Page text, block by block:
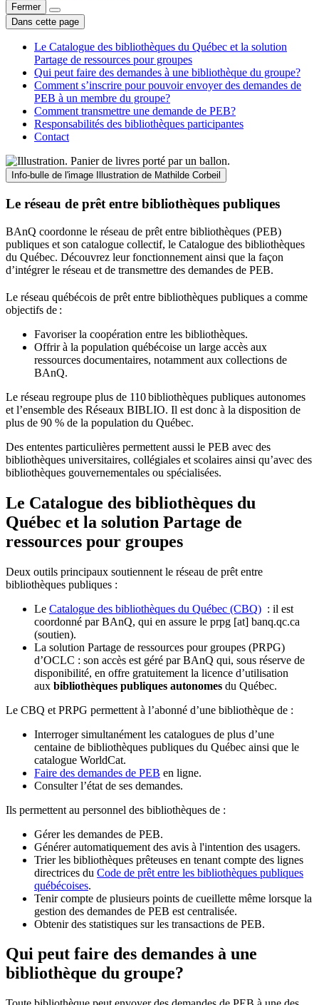
Fermer
Dans cette page
Le Catalogue des bibliothèques du Québec et la solution
Partage de ressources pour groupes
Qui peut faire des demandes à une bibliothèque du groupe?
Comment s’inscrire pour pouvoir envoyer des demandes de
PEB à un membre du groupe?
Comment transmettre une demande de PEB?
Responsabilités des bibliothèques participantes
Contact
Info-bulle de l'image Illustration de Mathilde Corbeil
Le réseau de prêt entre bibliothèques publiques
BAnQ coordonne le réseau de prêt entre bibliothèques (PEB)
publiques et son catalogue collectif, le Catalogue des bibliothèques
du Québec. Découvrez leur fonctionnement ainsi que la façon
d’intégrer le réseau et de transmettre des demandes de PEB.
Le réseau québécois de prêt entre bibliothèques publiques a comme
objectifs de :
Favoriser la coopération entre les bibliothèques.
Offrir à la population québécoise un large accès aux
ressources documentaires, notamment aux collections de
BAnQ.
Le réseau regroupe plus de 110bibliothèques publiques autonomes
et l’ensemble des Réseaux BIBLIO. Il est donc à la disposition de
plus de 90 % de la population du Québec.
Des ententes particulières permettent aussi le PEB avec des
bibliothèques universitaires, collégiales et scolaires ainsi qu’avec des
bibliothèques gouvernementales ou spécialisées.
Le Catalogue des bibliothèques du
Québec et la solution Partage de
ressources pour groupes
Deux outils principaux soutiennent le réseau de prêt entre
bibliothèques publiques :
Le Catalogue des bibliothèques du Québec (CBQ) : il est
coordonné par BAnQ, qui en assure le prpg [at] banq.qc.ca
(soutien).
La solution Partage de ressources pour groupes (PRPG)
d’OCLC : son accès est géré par BAnQ qui, sous réserve de
disponibilité, en offre gratuitement la licence d’utilisation
aux bibliothèques publiques autonomes du Québec.
Le CBQ et PRPG permettent à l’abonné d’une bibliothèque de :
Interroger simultanément les catalogues de plus d’une
centaine de bibliothèques publiques du Québec ainsi que le
catalogue WorldCat.
Faire des demandes de PEB en ligne.
Consulter l’état de ses demandes.
Ils permettent au personnel des bibliothèques de :
Gérer les demandes de PEB.
Générer automatiquement des avis à l'intention des usagers.
Trier les bibliothèques prêteuses en tenant compte des lignes
directrices du Code de prêt entre les bibliothèques publiques
québécoises.
Tenir compte de plusieurs points de cueillette même lorsque la
gestion des demandes de PEB est centralisée.
Obtenir des statistiques sur les transactions de PEB.
Qui peut faire des demandes à une
bibliothèque du groupe?